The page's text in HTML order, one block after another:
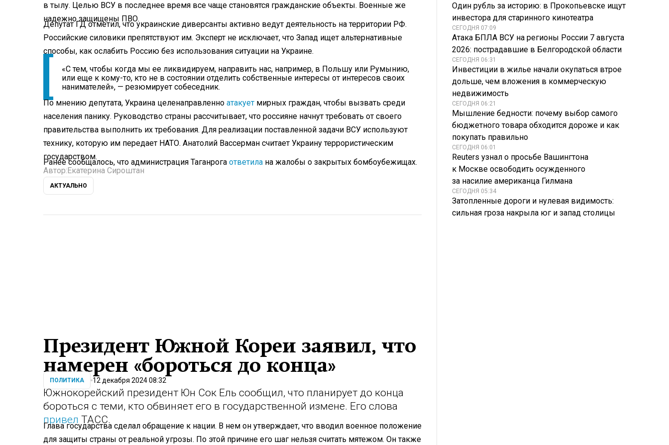
в тылу. Целью ВСУ в последнее время все чаще становятся гражданские объекты. Военные же
надежно защищены ПВО.
Депутат ГД отметил, что украинские диверсанты активно ведут деятельность на территории РФ.
Российские силовики препятствуют им. Эксперт не исключает, что Запад ищет альтернативные
способы, как ослабить Россию без использования ситуации на Украине.
«С тем, чтобы когда мы ее ликвидируем, направить нас, например, в Польшу или Румынию,
или еще к кому-то, кто не в состоянии отделить собственные интересы от интересов своих
нанимателей», — резюмирует собеседник.
По мнению депутата, Украина целенаправленно атакует мирных граждан, чтобы вызвать среди
населения панику. Руководство страны рассчитывает, что россияне начнут требовать от своего
правительства выполнить их требования. Для реализации поставленной задачи ВСУ используют
технику, которую им передает НАТО. Анатолий Вассерман считает Украину террористическим
государством.
Ранее сообщалось, что администрация Таганрога ответила на жалобы о закрытых бомбоубежищах.
Автор: Екатерина Сироштан
АКТУАЛЬНО
Президент Южной Кореи заявил, что
намерен «бороться до конца»
ПОЛИТИКА 12 декабря 2024 08:32
Южнокорейский президент Юн Сок Ель сообщил, что планирует до конца
бороться с теми, кто обвиняет его в государственной измене. Его слова
привел ТАСС.
Глава государства сделал обращение к нации. В нем он утверждает, что вводил военное положение
для защиты страны от реальной угрозы. По этой причине его шаг нельзя считать мятежом. Он также
Один рубль за историю: в Прокопьевске ищут
инвестора для старинного кинотеатра
СЕГОДНЯ 07:09
Атака БПЛА ВСУ на регионы России 7 августа
2026: пострадавшие в Белгородской области
СЕГОДНЯ 06:31
Инвестиции в жилье начали окупаться втрое
дольше, чем вложения в коммерческую
недвижимость
СЕГОДНЯ 06:21
Мышление бедности: почему выбор самого
бюджетного товара обходится дороже и как
покупать правильно
СЕГОДНЯ 06:01
Reuters узнал о просьбе Вашингтона
к Москве освободить осужденного
за насилие американца Гилмана
СЕГОДНЯ 05:34
Затопленные дороги и нулевая видимость:
сильная гроза накрыла юг и запад столицы